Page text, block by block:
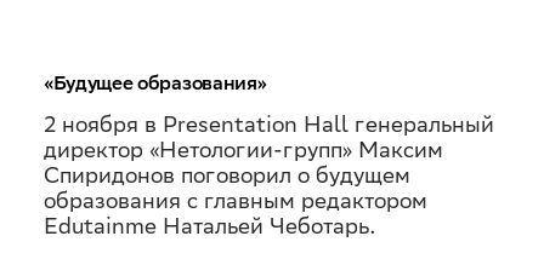
«Будущее образования»
2 ноября в Presentation Hall генеральный
директор «Нетологии-групп» Максим
Спиридонов поговорил о будущем
образования с главным редактором
Edutainme Натальей Чеботарь.